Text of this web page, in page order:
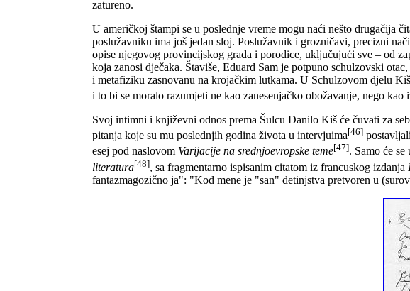
zatureno.
U američkoj štampi se u poslednje vreme mogu naći nešto drugačija
poslužavniku ima još jedan sloj. Poslužavnik i grozničavi, precizni
opise njegovog provincijskog grada i porodice, uključujući sve – od
koja zanosi dječaka. Štaviše, Eduard Sam je potpuno schulzovski
i metafiziku zasnovanu na krojačkim lutkama. U Schulzovom djelu
i to bi se moralo razumjeti ne kao zanesenjačko obožavanje, nego
Svoj intimni i književni odnos prema Šulcu Danilo Kiš će čuvati za
pitanja koje su mu poslednjih godina života u intervjuima[46]
esej pod naslovom Varijacije na srednjoevropske teme[47]. Samo će
literatura[48], sa fragmentarno ispisanim citatom iz francuskog izdanja
fantazmagozično ja": "Kod mene je "san" detinjstva pretvoren u